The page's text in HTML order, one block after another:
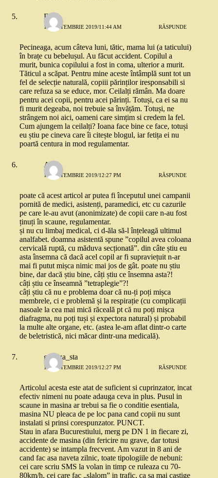
Eliza
11 SEPTEMBRIE 2019/11:44 AM RĂSPUNDE
Pecineaga, acum câteva luni, tătic, mama lui (a taticului)
în brațe cu bebelușul. Au făcut accident. Copilul a
murit, bunica copilului a fost in coma, ulterior a murit.
Tăticul a scăpat. Pentru mine aceste întâmplă sunt tot un
fel de selecție naturală, copiii părinților iresponsabili si
care refuza sa se educe, mor. Ceilalți rămân. Ma doare
pentru acei copii, pentru acei părinți. Totuși, ca ei sa nu
fi murit degeaba, noi trebuie sa învățăm. Totuși, ne
strângem noi aici, oameni care simțim si credem la fel.
Cum ajungem la ceilalți? Ioana face bine ce face, totuși
eu știu pe cineva care îi citește blogul, iar fetița ei nu
poartă centura in mod regulamentar.
Ady
11 SEPTEMBRIE 2019/12:27 PM RĂSPUNDE
poate că acest articol ar putea fi începutul unei campanii
pornită de medici, asistenți, paramedici, etc cu cazurile
pe care le-au avut (anonimizate) de copii care n-au fost
ținuți în scaune, regulamentar.
și nu cu limbaj medical, ci d-ăla să-l înțeleagă ultimul
analfabet. doamna asistentă spune ”copilul avea coloana
cervicală ruptă, cu măduva secționată”. din câte știu eu
asta însemna că dacă acel copil ar fi supraviețuit n-ar
mai fi putut mișca nimic mai jos de gât. poate nu știu
bine, dar dacă știu bine, câți știu ce însemna asta?!
câți știu ce înseamnă ”tetraplegie”?!
câți știu că nu e problema doar că nu-ți poți mișca
membrele, ci e problemă și la respirație (cu complicații
nasoale la cea mai mică răceală pt că nu poți mișca
diafragma, nu poți tuși și expectora natural) și probabil
la multe alte organe, etc. (astea le-am aflat dintr-o carte
de beletristică, nici măcar dintr-una medicală).
gabitza_sta
11 SEPTEMBRIE 2019/12:27 PM RĂSPUNDE
Articolul acesta este atat de suficient si cuprinzator, incat
efectiv nimeni nu poate adauga ceva in plus. Pusul in
scaune in masina ar trebui sa fie o conditie esentiala,
masina NU pleaca de pe loc pana cand copii nu sunt
instalati si prinsi corespunzator. PUNCT.
Stau in afara Bucurestiului, merg pe DN 1 in fiecare zi,
accidente de masina (din fericire nu grave, dar totusi
accidente) se intampla frecvent. Am vazut in 8 ani de
cand fac asa naveta zilnic, toate tipologiile de nebuni:
cei care scriu SMS la volan in timp ce ruleaza cu 70-
80km/h, cei care fac „slalom” in trafic, ca sa mai castige